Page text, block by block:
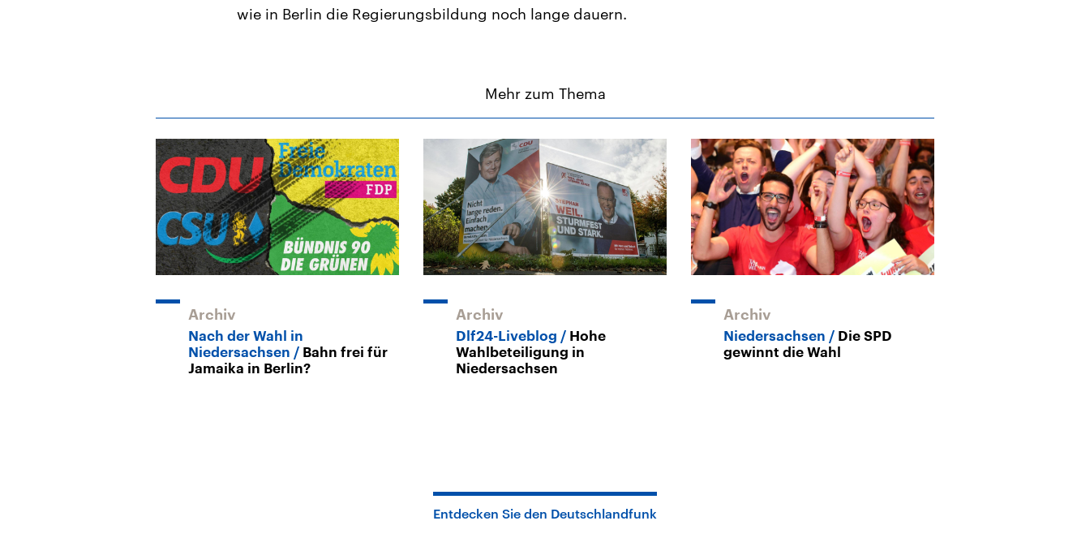
wie in Berlin die Regierungsbildung noch lange dauern.
Mehr zum Thema
Archiv
Nach der Wahl in
Niedersachsen
Bahn frei für
Jamaika in Berlin?
Archiv
Dlf24-Liveblog
Hohe
Wahlbeteiligung in
Niedersachsen
Archiv
Niedersachsen
Die SPD
gewinnt die Wahl
Entdecken Sie den Deutschlandfunk